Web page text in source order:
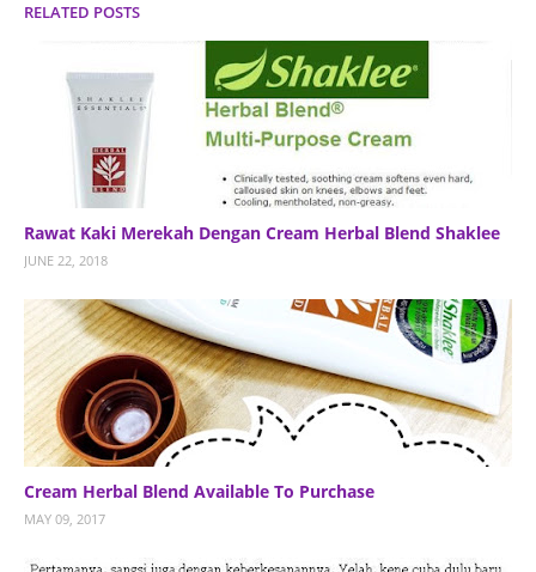
RELATED POSTS
Rawat Kaki Merekah Dengan Cream Herbal Blend Shaklee
JUNE 22, 2018
Cream Herbal Blend Available To Purchase
MAY 09, 2017